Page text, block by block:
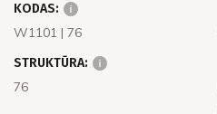
KODAS:
W1101 | 76
STRUKTŪRA:
76